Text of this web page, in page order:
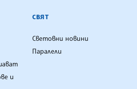
АГЕНЦИЯ
и
СВЯТ
Световни новини
Паралели